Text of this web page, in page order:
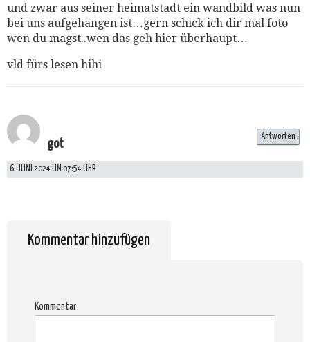
und zwar aus seiner heimatstadt ein wandbild was nun
bei uns aufgehangen ist…gern schick ich dir mal foto
wen du magst..wen das geh hier überhaupt…
vld fürs lesen hihi
got
6. JUNI 2024 UM 07:54 UHR
Antworten
Kommentar hinzufügen
Kommentar